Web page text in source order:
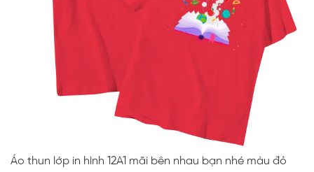
Áo thun lớp in hình 12A1 mãi bên nhau bạn nhé màu đỏ